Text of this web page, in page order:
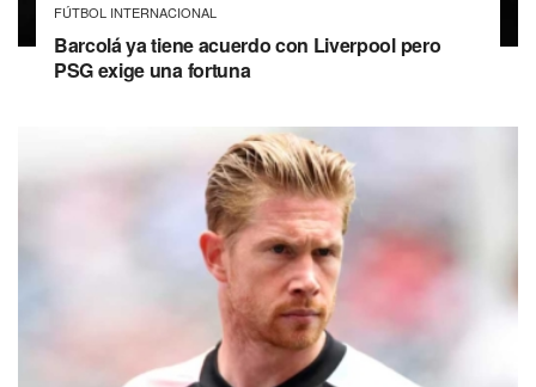
FÚTBOL INTERNACIONAL
Barcolá ya tiene acuerdo con Liverpool pero
PSG exige una fortuna